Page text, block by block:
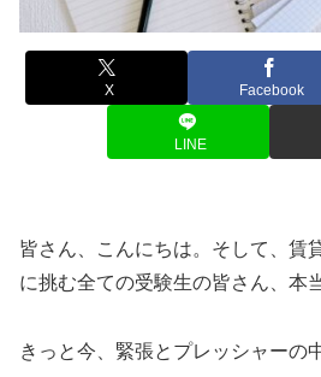
X Facebook
LINE
皆さん、こんにちは。そして、賃
に挑む全ての受験生の皆さん、本
きっと今、緊張とプレッシャーの